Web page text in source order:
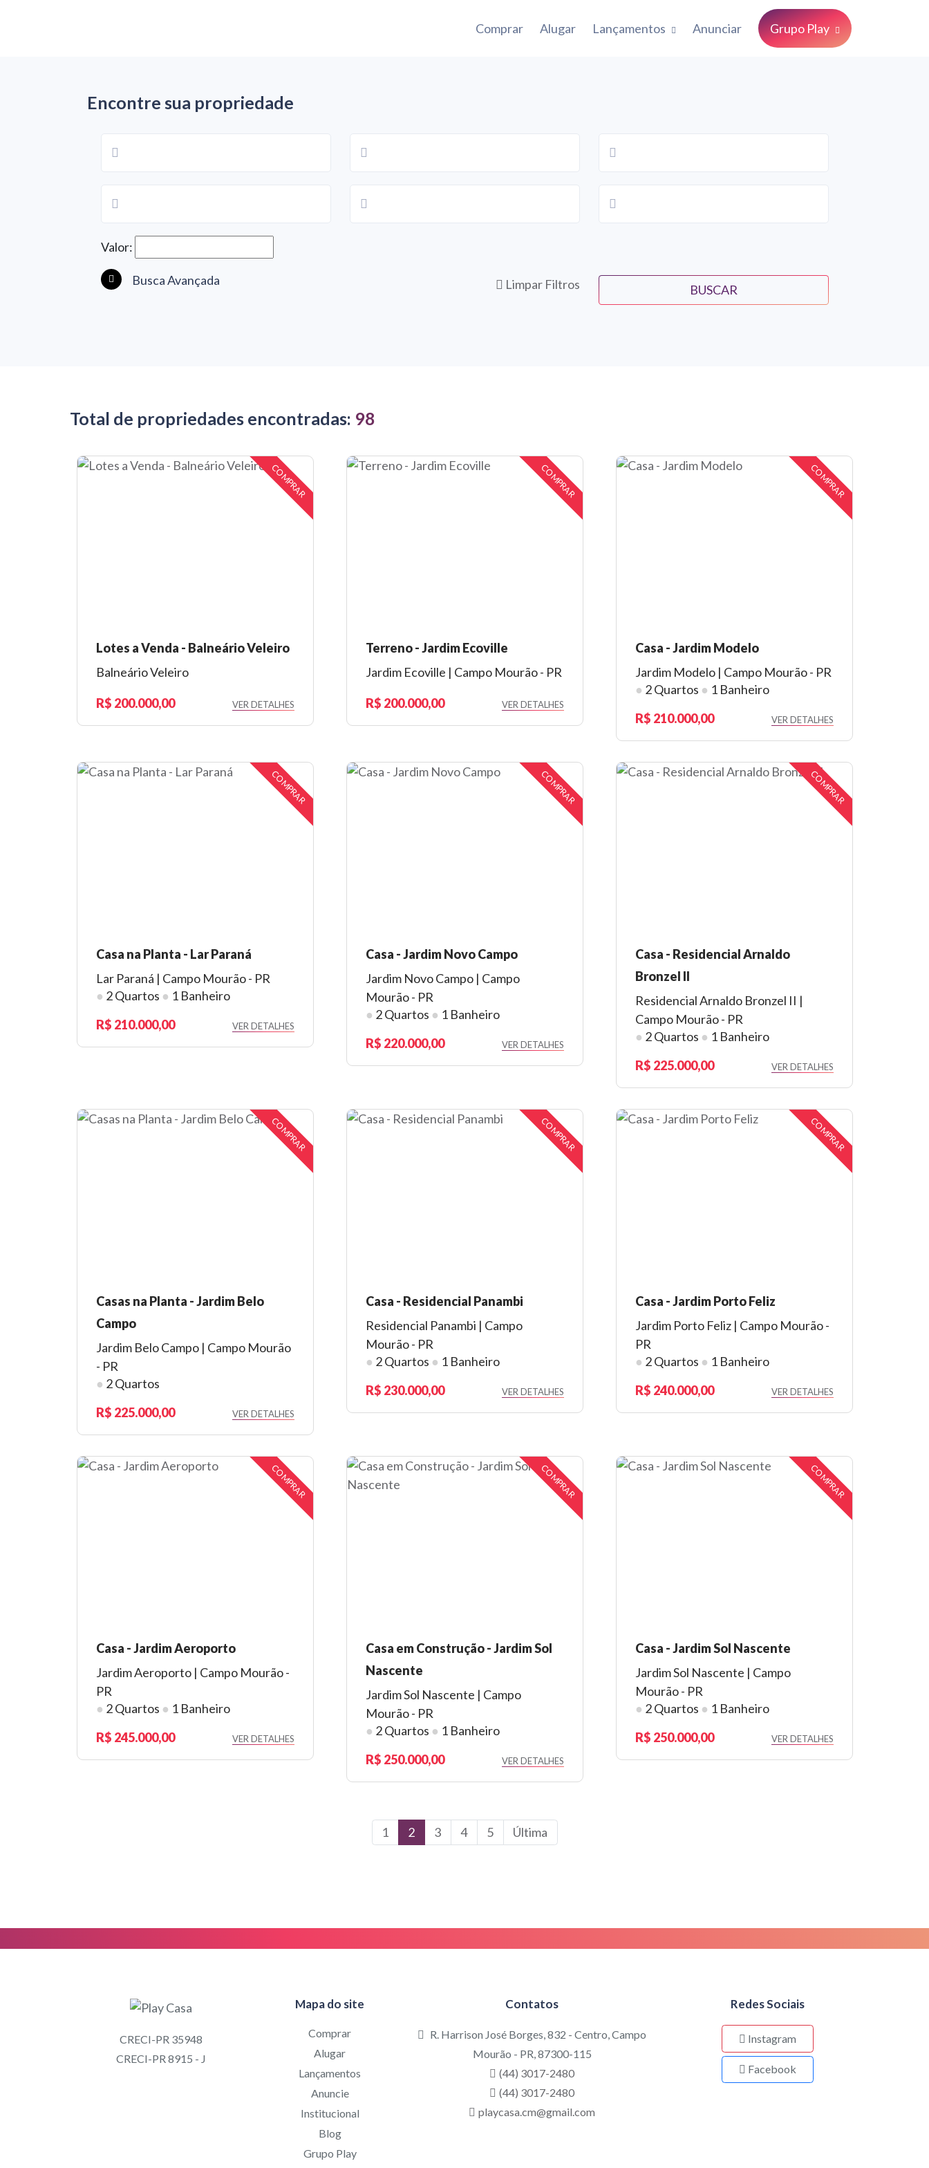
Grupo Play
Anunciar
Lançamentos
Alugar
Comprar
Encontre sua propriedade
Valor:
Limpar Filtros BUSCAR
Total de propriedades encontradas: 98
COMPRAR
Lotes a Venda - Balneário Veleiro
Balneário Veleiro
200.000,00 VER DETALHES
COMPRAR
Terreno - Jardim Ecoville
Jardim Ecoville | Campo Mourão - PR
200.000,00 VER DETALHES
COMPRAR
Casa - Jardim Modelo
Jardim Modelo | Campo Mourão - PR
● 2 Quartos ● 1 Banheiro
210.000,00
VER DETALHES
COMPRAR
Casa na Planta - Lar Paraná
Lar Paraná | Campo Mourão - PR
● 2 Quartos ● 1 Banheiro
210.000,00
VER DETALHES
COMPRAR
Casa - Jardim Novo Campo
Jardim Novo Campo | Campo
Mourão - PR
● 2 Quartos ● 1 Banheiro
220.000,00
VER DETALHES
COMPRAR
Casa - Residencial Arnaldo
Bronzel II
Residencial Arnaldo Bronzel II |
Campo Mourão - PR
● 2 Quartos ● 1 Banheiro
225.000,00
VER DETALHES
COMPRAR
Casas na Planta - Jardim Belo
Campo
Jardim Belo Campo | Campo Mourão
- PR
● 2 Quartos
225.000,00
VER DETALHES
COMPRAR
Casa - Residencial Panambi
Residencial Panambi | Campo
Mourão - PR
● 2 Quartos ● 1 Banheiro
230.000,00
VER DETALHES
COMPRAR
Casa - Jardim Porto Feliz
Jardim Porto Feliz | Campo Mourão -
PR
● 2 Quartos ● 1 Banheiro
240.000,00
VER DETALHES
COMPRAR
Casa - Jardim Aeroporto
Jardim Aeroporto | Campo Mourão -
PR
● 2 Quartos ● 1 Banheiro
245.000,00
VER DETALHES
COMPRAR
Casa em Construção - Jardim Sol
Nascente
Jardim Sol Nascente | Campo
Mourão - PR
● 2 Quartos ● 1 Banheiro
250.000,00
VER DETALHES
COMPRAR
Casa - Jardim Sol Nascente
Jardim Sol Nascente | Campo
Mourão - PR
● 2 Quartos ● 1 Banheiro
250.000,00
VER DETALHES
1 2 3 4 5 Última
CRECI-PR 35948
CRECI-PR 8915 - J
Mapa do site
Comprar
Alugar
Lançamentos
Anuncie
Institucional
Blog
Grupo Play
Contatos
R. Harrison José Borges, 832 - Centro, Campo
Mourão - PR, 87300-115
(44) 3017-2480
(44) 3017-2480
playcasa.cm@gmail.com
Redes Sociais
Instagram
Facebook